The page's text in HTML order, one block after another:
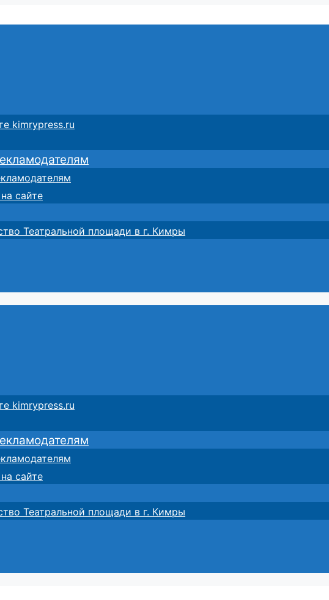
kimrypress.ru
сайте
Театральной площади в г. Кимры
kimrypress.ru
сайте
Театральной площади в г. Кимры